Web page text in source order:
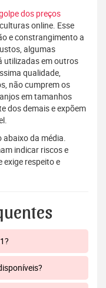
dos preços
online. Esse
e constrangimento a
algumas
utilizadas em outros
qualidade,
não cumprem os
em tamanhos
dos demais e expõem
abaixo da média.
indicar riscos e
respeito e